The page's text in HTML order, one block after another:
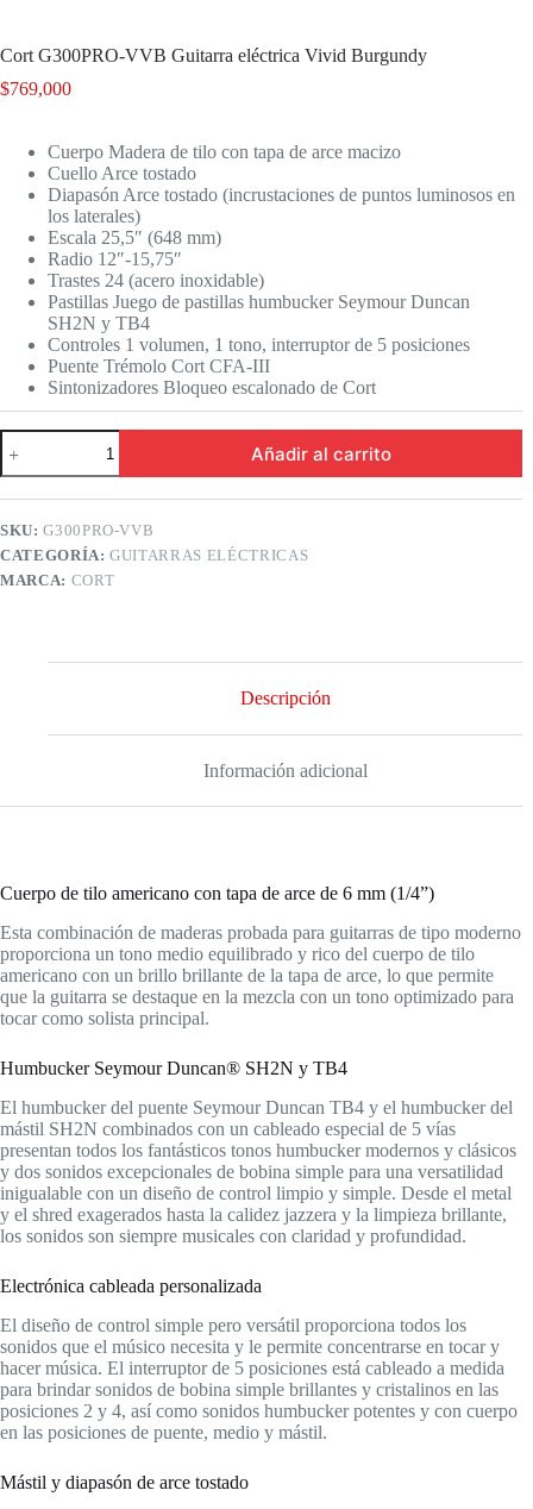
Cort G300PRO-VVB Guitarra eléctrica Vivid Burgundy
$769,000
Cuerpo Madera de tilo con tapa de arce macizo
Cuello Arce tostado
Diapasón Arce tostado (incrustaciones de puntos luminosos en
los laterales)
Escala 25,5″ (648 mm)
Radio 12″-15,75″
Trastes 24 (acero inoxidable)
Pastillas Juego de pastillas humbucker Seymour Duncan
SH2N y TB4
Controles 1 volumen, 1 tono, interruptor de 5 posiciones
Puente Trémolo Cort CFA-III
Sintonizadores Bloqueo escalonado de Cort
Cort
G300PRO-
VVB
Guitarra
Vivid
Burgundy
cantidad
Añadir al carrito
SKU:G300PRO-VVB
CATEGORÍA:GUITARRAS ELÉCTRICAS
MARCA: CORT
Descripción
Información adicional
Cuerpo de tilo americano con tapa de arce de 6 mm (1/4”)
Esta combinación de maderas probada para guitarras de tipo moderno
proporciona un tono medio equilibrado y rico del cuerpo de tilo
americano con un brillo brillante de la tapa de arce, lo que permite
que la guitarra se destaque en la mezcla con un tono optimizado para
tocar como solista principal.
Humbucker Seymour Duncan® SH2N y TB4
El humbucker del puente Seymour Duncan TB4 y el humbucker del
mástil SH2N combinados con un cableado especial de 5 vías
presentan todos los fantásticos tonos humbucker modernos y clásicos
y dos sonidos excepcionales de bobina simple para una versatilidad
inigualable con un diseño de control limpio y simple. Desde el metal
y el shred exagerados hasta la calidez jazzera y la limpieza brillante,
los sonidos son siempre musicales con claridad y profundidad.
Electrónica cableada personalizada
El diseño de control simple pero versátil proporciona todos los
sonidos que el músico necesita y le permite concentrarse en tocar y
hacer música. El interruptor de 5 posiciones está cableado a medida
para brindar sonidos de bobina simple brillantes y cristalinos en las
posiciones 2 y 4, así como sonidos humbucker potentes y con cuerpo
en las posiciones de puente, medio y mástil.
Mástil y diapasón de arce tostado